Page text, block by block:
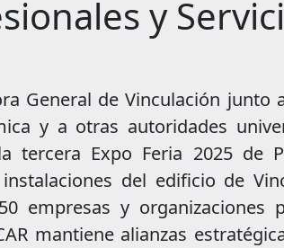
y
General de Vinculación junto
y a otras autoridades
Expo Feria 2025 de
del edificio de
empresas y organizaciones
mantiene alianzas